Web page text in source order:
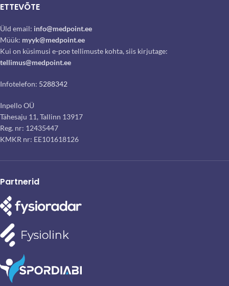
ETTEVÕTE
Üld email: info@medpoint.ee
Müük: myyk@medpoint.ee
Kui on küsimusi e-poe tellimuste kohta, siis kirjutage:
tellimus@medpoint.ee
Infotelefon: 5288342
Inpello OÜ
Tähesaju 11, Tallinn 13917
Reg. nr: 12435447
KMKR nr: EE101618126
Partnerid